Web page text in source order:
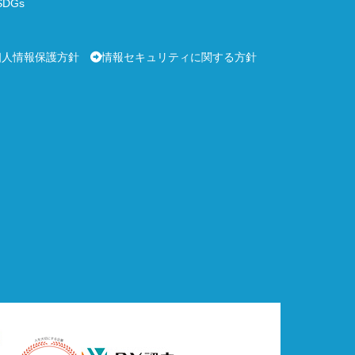
情報保護方針 情報セキュリティに関する方針